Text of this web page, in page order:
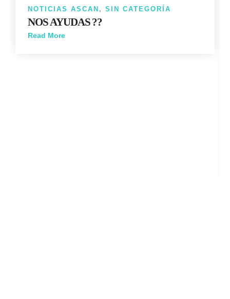
NOTICIAS ASCAN , SIN CATEGORÍA
NOS AYUDAS ??
Read More